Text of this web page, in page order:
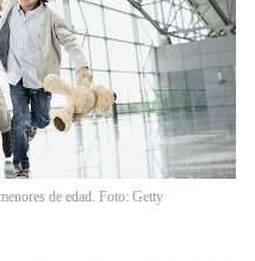
de edad. Foto: Getty